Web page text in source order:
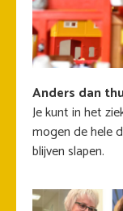
Anders dan
Je kunt in het
mogen de hele
blijven slapen.